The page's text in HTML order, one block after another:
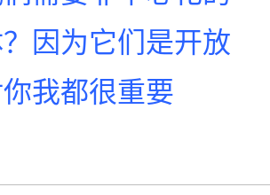
因为它们是开放
我都很重要